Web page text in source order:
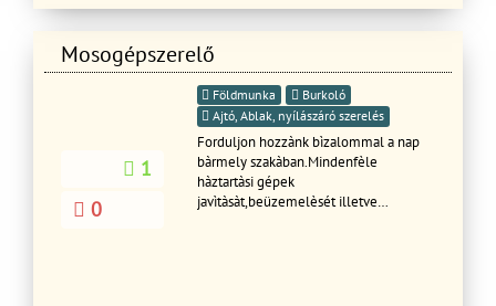
Mosogépszerelő
1
0
Földmunka
Burkoló
Ajtó, Ablak, nyílászáró szerelés
Forduljon hozzànk bìzalommal a nap
bàrmely szakàban.Mindenfèle
hàztartàsi gépek
javìtàsàt,beüzemelèsét illetve